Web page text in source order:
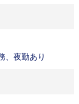
、夜勤あり